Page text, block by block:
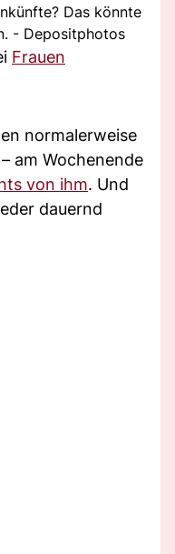
Das könnte
- Depositphotos
Frauen
normalerweise
am Wochenende
von ihm. Und
dauernd